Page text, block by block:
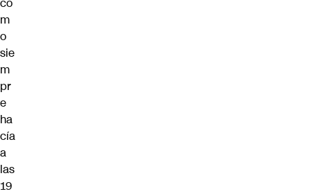
co
m
o
sie
m
pr
e
ha
cía
a
las
19